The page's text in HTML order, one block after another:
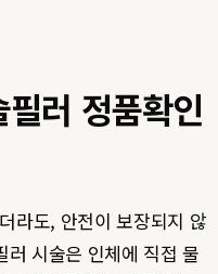
러 정품확인
라도, 안전이 보장되지 않
시술은 인체에 직접 물